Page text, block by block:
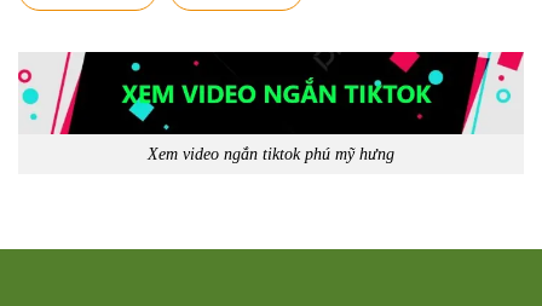
Xem video ngắn tiktok phú mỹ hưng